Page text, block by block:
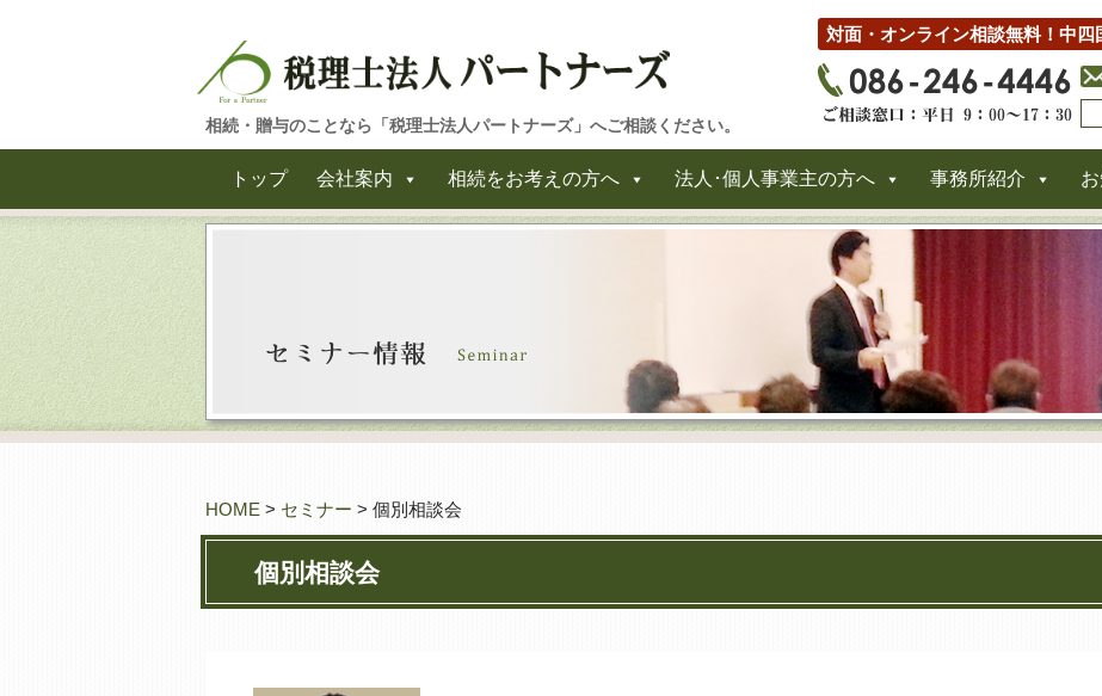
相続・贈与のことなら「税理士法人パートナーズ」へご相談ください。
対面・オンライン相談無料！中
トップ 会社案内 相続をお考えの方へ 法人･個人事業主の方へ 事務所紹介
HOME > セミナー > 個別相談会
個別相談会